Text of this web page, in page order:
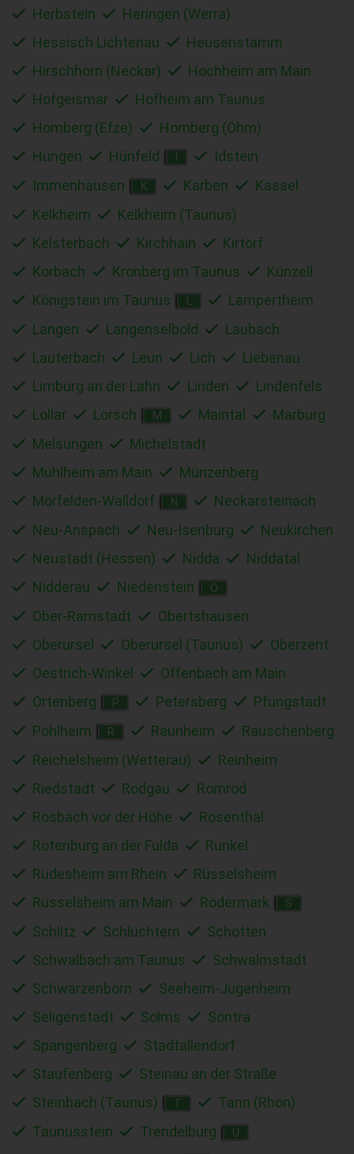
Herbstein
Heringen (Werra)
Hessisch Lichtenau
Heusenstamm
Hirschhorn (Neckar)
Hochheim am Main
Hofgeismar
Hofheim am Taunus
Homberg (Efze)
Homberg (Ohm)
Hungen
Hünfeld
Idstein
Immenhausen
K Karben
Kassel
Kelkheim
Kelkheim (Taunus)
Kelsterbach
Kirchhain
Kirtorf
Korbach
Kronberg im Taunus
Künzell
Königstein im Taunus
Lampertheim
Langen
Langenselbold
Laubach
Lauterbach
Leun Lich
Liebenau
Limburg an der Lahn
Linden
Lindenfels
Lollar
Lorsch M Maintal
Marburg
Melsungen
Michelstadt
Mühlheim am Main
Münzenberg
Mörfelden-Walldorf
N
Neckarsteinach
Neu-Anspach
Neu-Isenburg
Neukirchen
Neustadt (Hessen)
Nidda
Niddatal
Nidderau
Niedenstein O
Ober-Ramstadt
Obertshausen
Oberursel
Oberursel (Taunus)
Oberzent
Oestrich-Winkel
Offenbach am Main
Ortenberg
P Petersberg
Pfungstadt
Pohlheim
R Raunheim
Rauschenberg
Reichelsheim (Wetterau)
Reinheim
Riedstadt
Rodgau
Romrod
Rosbach vor der Höhe
Rosenthal
Rotenburg an der Fulda
Runkel
Rüdesheim am Rhein
Rüsselsheim
Rüsselsheim am Main
Rödermark S
Schlitz Schlüchtern
Schotten
Schwalbach am Taunus
Schwalmstadt
Schwarzenborn
Seeheim-Jugenheim
Seligenstadt
Solms
Sontra
Spangenberg
Stadtallendorf
Staufenberg
Steinau an der Straße
Steinbach (Taunus)
T
Tann (Rhön)
Taunusstein
Trendelburg U